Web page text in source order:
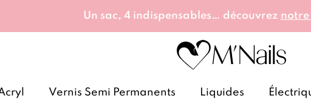
Un sac, 4 indispensables… découvrez notre
Vernis Semi Permanents Liquides